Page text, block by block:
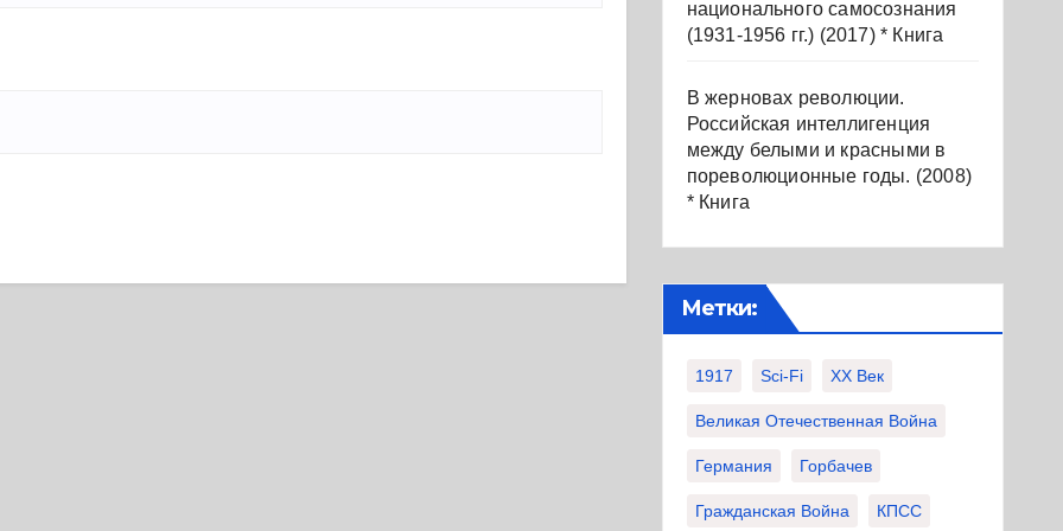
национального самосознания
(1931-1956 гг.) (2017) * Книга
В жерновах революции.
Российская интеллигенция
между белыми и красными в
пореволюционные годы. (2008)
* Книга
Метки:
1917 Sci-Fi XX Век
Великая Отечественная Война
Германия Горбачев
Гражданская Война КПСС